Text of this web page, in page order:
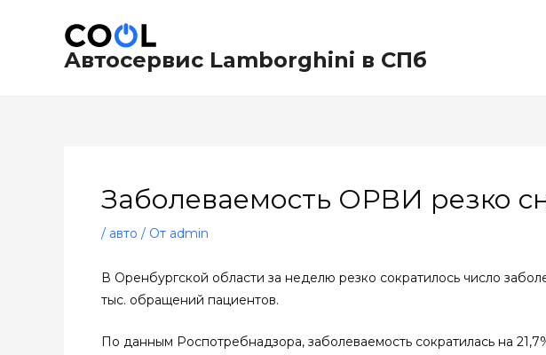
содержимомуАвтосервис Lamborghini в СПб
Заболеваемость ОРВИ резко
/ авто / От admin
В Оренбургской области за неделю резко сократилось число
тыс. обращений пациентов.
По данным Роспотребнадзора, заболеваемость сократилась на
по
записям